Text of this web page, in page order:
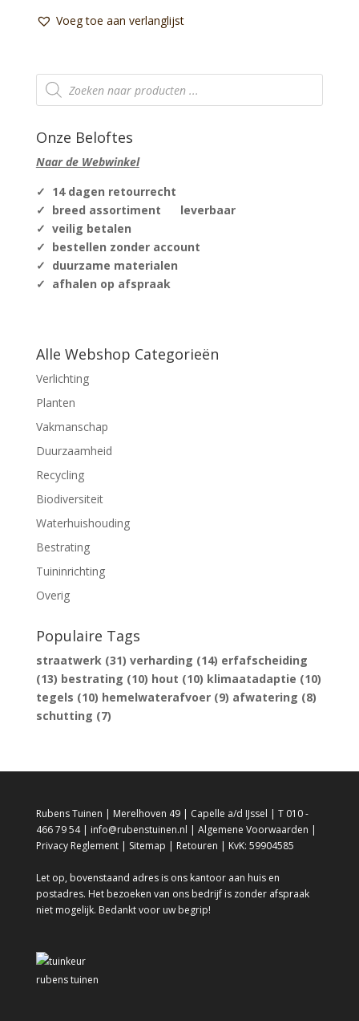
Voeg toe aan verlanglijst
Producten
zoeken
Onze Beloftes
Naar de Webwinkel
✓ 14 dagen retourrecht
✓ breed assortiment leverbaar
✓ veilig betalen
✓ bestellen zonder account
✓ duurzame materialen
✓ afhalen op afspraak
Alle Webshop Categorieën
Verlichting
Planten
Vakmanschap
Duurzaamheid
Recycling
Biodiversiteit
Waterhuishouding
Bestrating
Tuininrichting
Overig
Populaire Tags
straatwerk(31) verharding (14) erfafscheiding
(13) bestrating (10) hout (10) klimaatadaptie (10)
tegels (10) hemelwaterafvoer(9) afwatering (8)
schutting (7)
Rubens Tuinen | Merelhoven 49 | Capelle a/d IJssel | T 010 -
466 79 54 | info@rubenstuinen.nl | Algemene Voorwaarden |
Privacy Reglement| Sitemap | Retouren | KvK: 59904585
Let op, bovenstaand adres is ons kantoor aan huis en
postadres. Het bezoeken van ons bedrijf is zonder afspraak
niet mogelijk. Bedankt voor uw begrip!